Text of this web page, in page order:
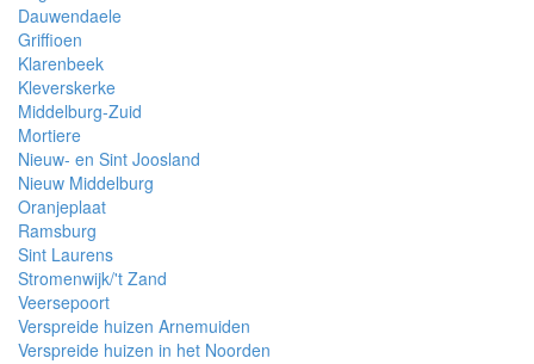
Dauwendaele
Griffioen
Klarenbeek
Kleverskerke
Middelburg-Zuid
Mortiere
Nieuw- en Sint Joosland
Nieuw Middelburg
Oranjeplaat
Ramsburg
Sint Laurens
Stromenwijk/'t Zand
Veersepoort
Verspreide huizen Arnemuiden
Verspreide huizen in het Noorden